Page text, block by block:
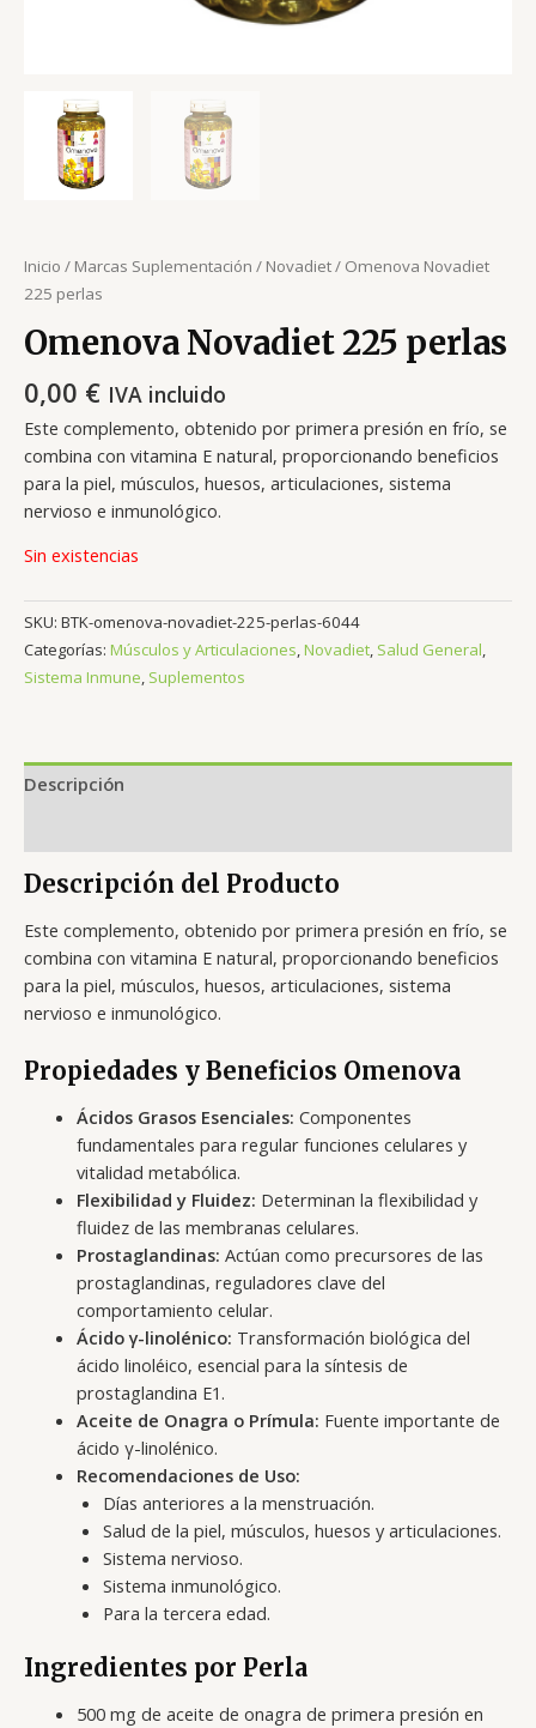
Inicio / Marcas Suplementación / Novadiet/ Omenova Novadiet
225 perlas
Omenova Novadiet 225 perlas
0,00 € IVA incluido
Este complemento, obtenido por primera presión en frío, se
combina con vitamina E natural, proporcionando beneficios
para la piel, músculos, huesos, articulaciones, sistema
nervioso e inmunológico.
Sin existencias
SKU: BTK-omenova-novadiet-225-perlas-6044
Categorías: Músculos y Articulaciones,Novadiet, Salud General,
Sistema Inmune, Suplementos
Descripción
Descripción del Producto
Este complemento, obtenido por primera presión en frío, se
combina con vitamina E natural, proporcionando beneficios
para la piel, músculos, huesos, articulaciones, sistema
nervioso e inmunológico.
Propiedades y Beneficios Omenova
Ácidos Grasos Esenciales: Componentes
fundamentales para regular funciones celulares y
vitalidad metabólica.
Flexibilidad y Fluidez: Determinan la flexibilidad y
fluidez de las membranas celulares.
Prostaglandinas: Actúan como precursores de las
prostaglandinas, reguladores clave del
comportamiento celular.
Ácido γ-linolénico: Transformación biológica del
ácido linoléico, esencial para la síntesis de
prostaglandina E1.
Aceite de Onagra o Prímula: Fuente importante de
ácido γ-linolénico.
Recomendaciones de Uso:
Días anteriores a la menstruación.
Salud de la piel, músculos, huesos y articulaciones.
Sistema nervioso.
Sistema inmunológico.
Para la tercera edad.
Ingredientes por Perla
500 mg de aceite de onagra de primera presión en